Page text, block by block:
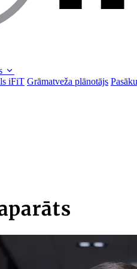
iFiT Grāmatveža plānotājs